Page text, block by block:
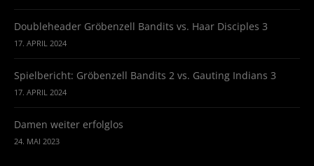
Doubleheader Gröbenzell Bandits vs. Haar Disciples 3
17. APRIL 2024
Spielbericht: Gröbenzell Bandits 2 vs. Gauting Indians 3
17. APRIL 2024
Damen weiter erfolglos
24. MAI 2023